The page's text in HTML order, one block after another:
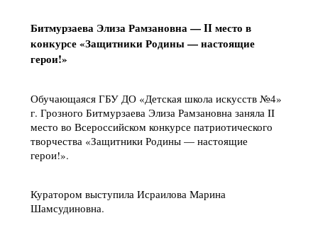
Битмурзаева Элиза Рамзановна — II место в
конкурсе «Защитники Родины — настоящие
герои!»
Обучающаяся ГБУ ДО «Детская школа искусств №4»
г. Грозного Битмурзаева Элиза Рамзановна заняла II
место во Всероссийском конкурсе патриотического
творчества «Защитники Родины — настоящие
герои!».
Куратором выступила Исраилова Марина
Шамсудиновна.